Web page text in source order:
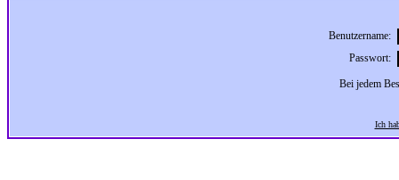
Benutzername:
Passwort:
Bei jedem
Ich